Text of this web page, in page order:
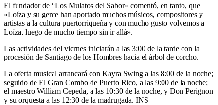
El fundador de “Los Mulatos del Sabor» comentó, en tanto, que
«Loíza y su gente han aportado muchos músicos, compositores y
artistas a la cultura puertorriqueña y con mucho gusto volvemos a
Loíza, luego de mucho tiempo sin ir allá».
Las actividades del viernes iniciarán a las 3:00 de la tarde con la
procesión de Santiago de los Hombres hacia el árbol de corcho.
La oferta musical arrancará con Kayra Swing a las 8:00 de la noche;
seguido de El Gran Combo de Puerto Rico, a las 9:00 de la noche;
el maestro William Cepeda, a las 10:30 de la noche, y Don Perignon
y su orquesta a las 12:30 de la madrugada. INS